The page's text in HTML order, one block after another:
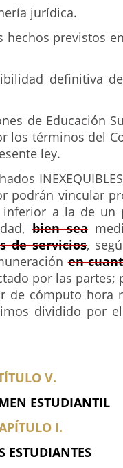
jurídica.
hechos previstos
definitiva
de Educación
los términos del
ley.
podrán vincular
inferior a la de un
bien sea
de servicios,
en
por las partes;
de cómputo hora
dividido por
V.
ESTUDIANTIL
I.
ESTUDIANTES